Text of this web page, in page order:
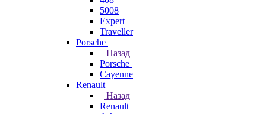
5008
Expert
Traveller
Porsche
Назад
Porsche
Cayenne
Renault
Назад
Renault